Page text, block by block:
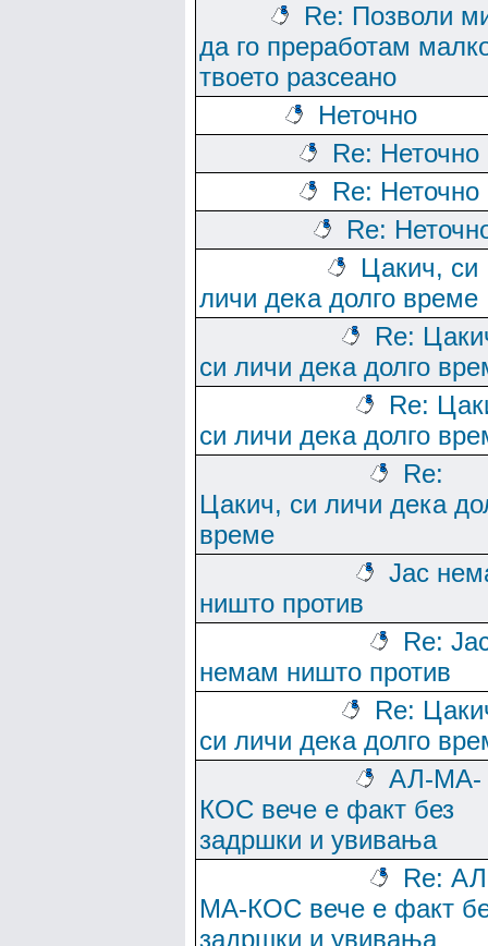
Re: Позволи
да го преработам
твоето разсеано
Неточно
Re: Неточно
Re: Неточно
Re:
Цакич, си
личи дека долго време
Re:
си личи дека долго
Re:
си личи дека долго
Re:
Цакич, си личи дека
време
Јас
ништо против
Re:
немам ништо против
Re:
си личи дека долго
АЛ-МА-
КОС вече е факт без
задршки и увивања
Re:
МА-КОС вече е факт
задршки и увивања